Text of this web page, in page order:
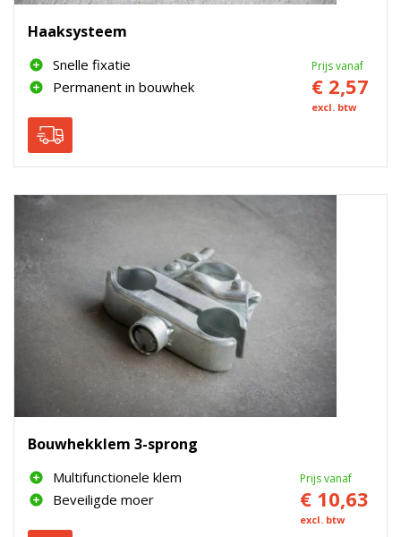
Haaksysteem
Prijs vanaf
€ 2,57
excl. btw
Snelle fixatie
Permanent in bouwhek
Bouwhekklem 3-sprong
Prijs vanaf
€ 10,63
excl. btw
Multifunctionele klem
Beveiligde moer